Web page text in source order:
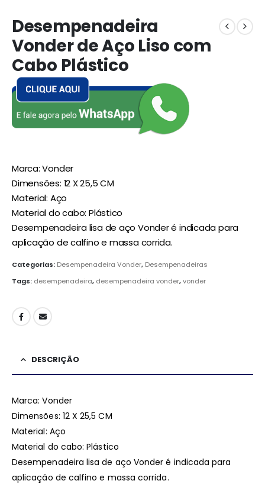
Desempenadeira
Vonder de Aço Liso com
Cabo Plástico
Marca: Vonder
Dimensões: 12 X 25,5 CM
Material: Aço
Material do cabo: Plástico
Desempenadeira lisa de aço Vonder é indicada para
aplicação de calfino e massa corrida.
Categorias: Desempenadeira Vonder, Desempenadeiras
Tags: desempenadeira, desempenadeira vonder,vonder
DESCRIÇÃO
Marca: Vonder
Dimensões: 12 X 25,5 CM
Material: Aço
Material do cabo: Plástico
Desempenadeira lisa de aço Vonder é indicada para
aplicação de calfino e massa corrida.